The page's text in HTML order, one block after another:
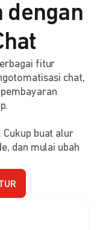
dengan
fitur
chat,
Cukup buat alur
dan mulai ubah